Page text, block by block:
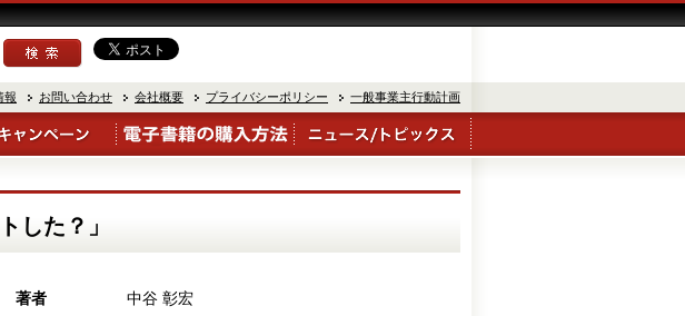
報 お問い合わせ 会社概要 プライバシーポリシー 一般事業主行動計画
した？」
著者 中谷 彰宏